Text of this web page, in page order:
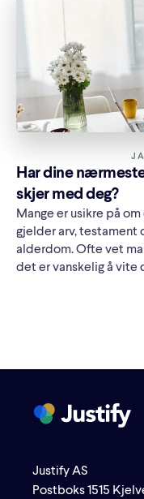
Har dine
skjer med deg?
Mange er usikre på
gjelder arv, testament
alderdom. Ofte vet
det er vanskelig å vite
Justify AS
Postboks 1515